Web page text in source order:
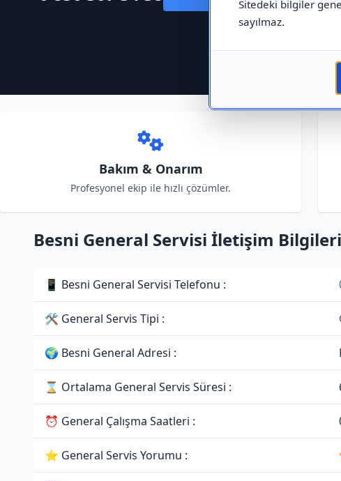
Sitedeki bilgiler
sayılmaz.
Bakım & Onarım
Profesyonel ekip ile hızlı çözümler.
Besni General Servisi İletişim Bilgileri
📱 Besni General Servisi Telefonu :
🛠 General Servis Tipi :
🌍 Besni General Adresi :
⌛ Ortalama General Servis Süresi :
⏰ General Çalışma Saatleri :
⭐ General Servis Yorumu :